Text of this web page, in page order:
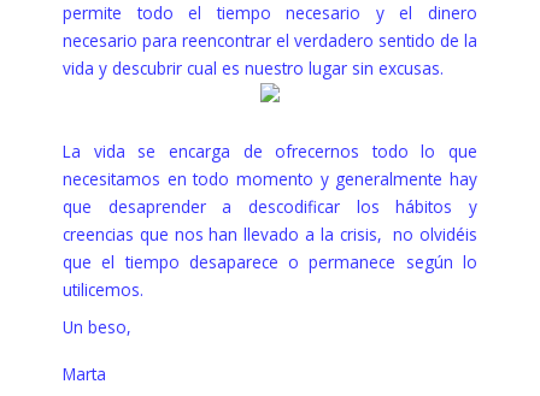
permite todo el tiempo necesario y el dinero
necesario para reencontrar el verdadero sentido de la
vida y descubrir cual es nuestro lugar sin excusas.
La vida se encarga de ofrecernos todo lo que
necesitamos en todo momento y generalmente hay
que desaprender a descodificar los hábitos y
creencias que nos han llevado a la crisis, no olvidéis
que el tiempo desaparece o permanece según lo
utilicemos.
Un beso,
Marta